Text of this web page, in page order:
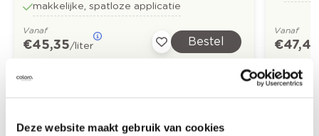
Deze website maakt gebruik van cookies
makkelijke, spatloze applicatie
Vanaf
€ 45,35/liter Bestel
Vanaf
€ 47,43
Ontdek meer inspiratiebeelden voor: